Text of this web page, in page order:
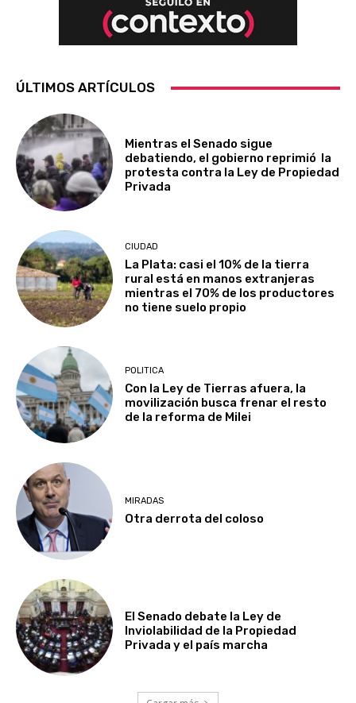
ÚLTIMOS ARTÍCULOS
Mientras el Senado sigue
debatiendo, el gobierno reprimió la
protesta contra la Ley de Propiedad
Privada
CIUDAD
La Plata: casi el 10% de la tierra
rural está en manos extranjeras
mientras el 70% de los productores
no tiene suelo propio
POLITICA
Con la Ley de Tierras afuera, la
movilización busca frenar el resto
de la reforma de Milei
MIRADAS
Otra derrota del coloso
El Senado debate la Ley de
Inviolabilidad de la Propiedad
Privada y el país marcha